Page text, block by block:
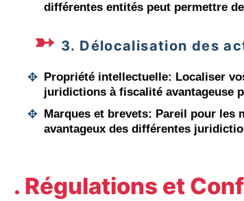
différentes entités peut permettre
3. Délocalisation des
Propriété intellectuelle: Localiser
juridictions à fiscalité avantageuse
Marques et brevets: Pareil pour les
avantageux des différentes
. Régulations et